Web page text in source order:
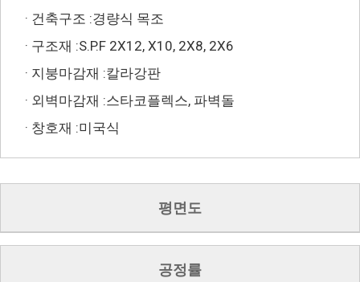
· 건축구조 :경량식 목조
· 구조재 :S.P.F 2X12, X10, 2X8, 2X6
· 지붕마감재 :칼라강판
· 외벽마감재 :스타코플렉스, 파벽돌
· 창호재 :미국식
평면도
공정률